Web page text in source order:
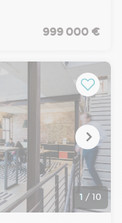
selon vos gouts
cuisine
au 06 31 84 96 78.
ce bien est exposé
www. georisques.
999 000 €
1 / 10